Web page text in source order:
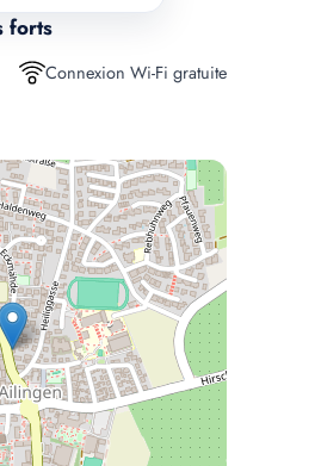
forts
Connexion Wi-Fi gratuite